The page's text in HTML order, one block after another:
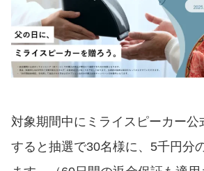
対象期間中にミライスピーカー公
すると抽選で30名様に、5千円分